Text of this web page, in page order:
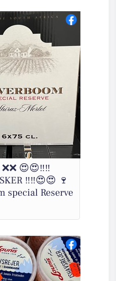
😍😍‼️‼️
‼️‼️😍😍 🍷
special Reserve